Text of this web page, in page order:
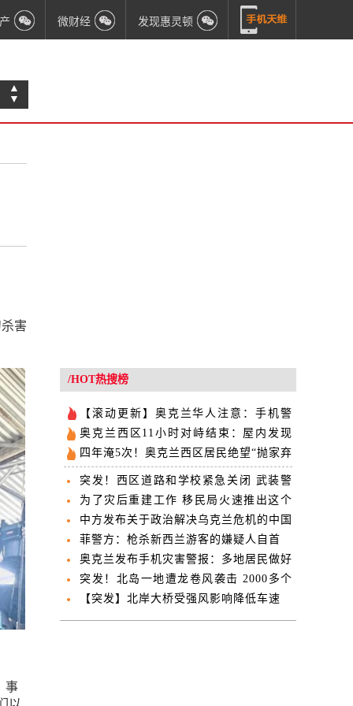
微财经 发现惠灵顿
▲
▼
害
事
/HOT热搜榜
【滚动更新】奥克兰华人注意：手机警
报！滑坡风险增加
奥克兰西区11小时对峙结束：屋内发现
一死亡男子
四年淹5次！奥克兰西区居民绝望“抛家弃
房”
突发！西区道路和学校紧急关闭 武装警
察正在行动
为了灾后重建工作 移民局火速推出这个
新工签
中方发布关于政治解决乌克兰危机的中国
立场
菲警方：枪杀新西兰游客的嫌疑人自首
奥克兰发布手机灾害警报：多地居民做好
疏散准备
突发！北岛一地遭龙卷风袭击 2000多个
家庭断电
【突发】北岸大桥受强风影响降低车速